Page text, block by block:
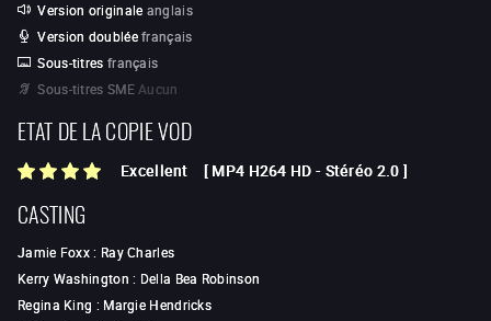
Version originale anglais
Version doublée français
Sous-titres français
Sous-titres SME Aucun
ETAT DE LA COPIE VOD
Excellent [ MP4 H264 HD - Stéréo 2.0 ]
CASTING
Jamie Foxx: Ray Charles
Kerry Washington : Della Bea Robinson
Regina King : Margie Hendricks